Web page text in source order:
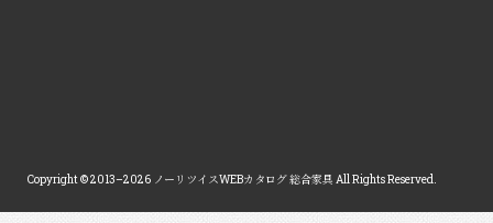
Copyright © 2013–2026 ノーリツイスWEBカタログ 総合家具 All Rights Reserved.